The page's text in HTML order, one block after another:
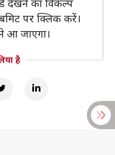
देखने का विकल्प
पर क्लिक करें।
आ जाएगा।
है